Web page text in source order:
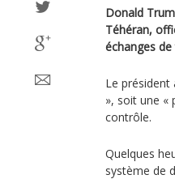
Donald
Téhéran,
échanges
Le président
», soit une
contrôle.
Quelques
système de